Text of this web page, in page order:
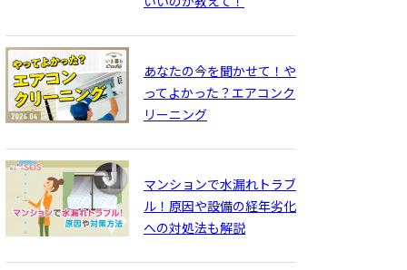
あなたの今を聞かせて！や
ってよかった？エアコンク
リーニング
マンションで水漏れトラブ
ル！原因や設備の経年劣化
への対処法も解説